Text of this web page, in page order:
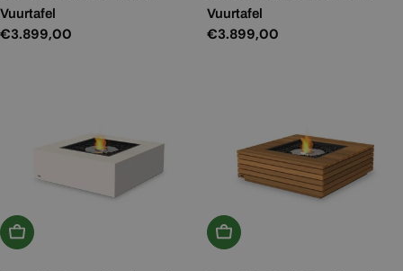
Vuurtafel
Normale
€3.899,00
Vuurtafel
Normale
€3.899,00
Kies Opties Kies Opties